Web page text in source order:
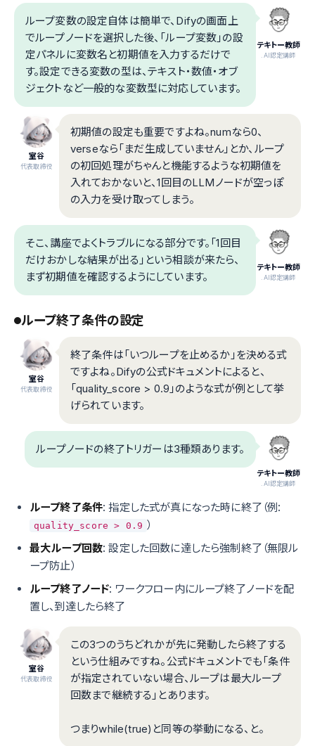
テキトー教師
.AI認定講師
ループ変数の設定自体は簡単で、Difyの画面上
でループノードを選択した後、「ループ変数」の設
定パネルに変数名と初期値を入力するだけで
す。設定できる変数の型は、テキスト・数値・オブ
ジェクトなど一般的な変数型に対応しています。
室谷
代表取締役
初期値の設定も重要ですよね。numなら0、
verseなら「まだ生成していません」とか、ループ
の初回処理がちゃんと機能するような初期値を
入れておかないと、1回目のLLMノードが空っぽ
の入力を受け取ってしまう。
テキトー教師
.AI認定講師
そこ、講座でよくトラブルになる部分です。「1回目
だけおかしな結果が出る」という相談が来たら、
まず初期値を確認するようにしています。
ループ終了条件の設定
室谷
代表取締役
終了条件は「いつループを止めるか」を決める式
ですよね。Difyの公式ドキュメントによると、
「quality_score > 0.9」のような式が例として挙
げられています。
テキトー教師
.AI認定講師
ループノードの終了トリガーは3種類あります。
ループ終了条件: 指定した式が真になった時に終了（例:
quality_score > 0.9 ）
最大ループ回数: 設定した回数に達したら強制終了（無限ル
ープ防止）
ループ終了ノード: ワークフロー内にループ終了ノードを配
置し、到達したら終了
室谷
代表取締役
この3つのうちどれかが先に発動したら終了する
という仕組みですね。公式ドキュメントでも「条件
が指定されていない場合、ループは最大ループ
回数まで継続する」とあります。
つまりwhile(true)と同等の挙動になる、と。